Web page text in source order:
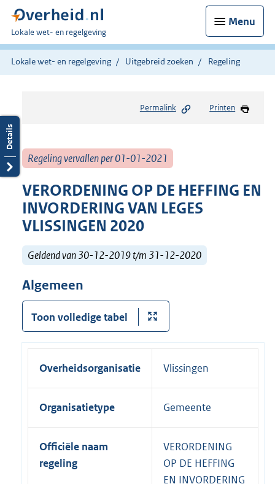
Menu
U
bent
hier:
Lokale wet- en regelgeving
Lokale wet- en regelgeving Uitgebreid zoeken Regeling
Permalink Printen
Regeling vervallen per 01-01-2021
VERORDENING OP DE HEFFING EN
INVORDERING VAN LEGES
VLISSINGEN 2020
Geldend van 30-12-2019 t/m 31-12-2020
Algemeen
Toon volledige tabel
Overheidsorganisatie Vlissingen
Organisatietype Gemeente
Officiële naam
regeling
VERORDENING
OP DE HEFFING
EN INVORDERING